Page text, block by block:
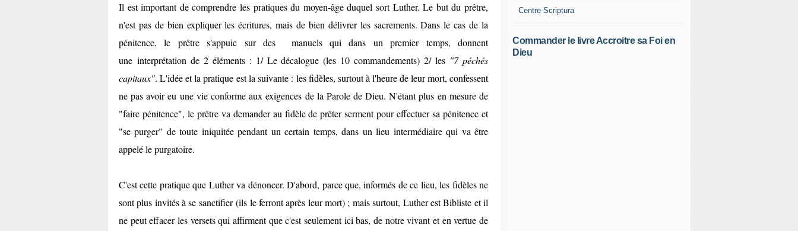
Il est important de comprendre les pratiques du moyen-âge duquel sort Luther. Le but du prêtre,
n'est pas de bien expliquer les écritures, mais de bien délivrer les sacrements. Dans le cas de la
pénitence, le prêtre s'appuie sur des manuels qui dans un premier temps, donnent
une interprétation de 2 éléments : 1/ Le décalogue (les 10 commandements) 2/ les "7 péchés
capitaux". L'idée et la pratique est la suivante : les fidèles, surtout à l'heure de leur mort, confessent
ne pas avoir eu une vie conforme aux exigences de la Parole de Dieu. N'étant plus en mesure de
"faire pénitence", le prêtre va demander au fidèle de prêter serment pour effectuer sa pénitence et
"se purger" de toute iniquitée pendant un certain temps, dans un lieu intermédiaire qui va être
appelé le purgatoire.
C'est cette pratique que Luther va dénoncer. D'abord, parce que, informés de ce lieu, les fidèles ne
sont plus invités à se sanctifier (ils le ferront après leur mort) ; mais surtout, Luther est Bibliste et il
ne peut effacer les versets qui affirment que c'est seulement ici bas, de notre vivant et en vertue de
Centre Scriptura
Commander le livre Accroitre sa Foi en
Dieu